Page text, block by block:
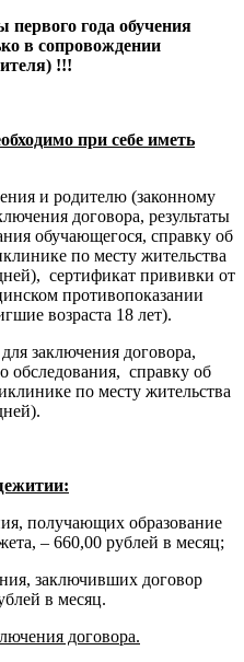
первого года обучения
в сопровождении
!!!
при себе иметь
и родителю (законному
договора, результаты
обучающегося, справку об
по месту жительства
сертификат прививки от
противопоказании
возраста 18 лет).
заключения договора,
обследования, справку об
по месту жительства
получающих образование
– 660,00 рублей в месяц;
заключивших договор
в месяц.
договора.